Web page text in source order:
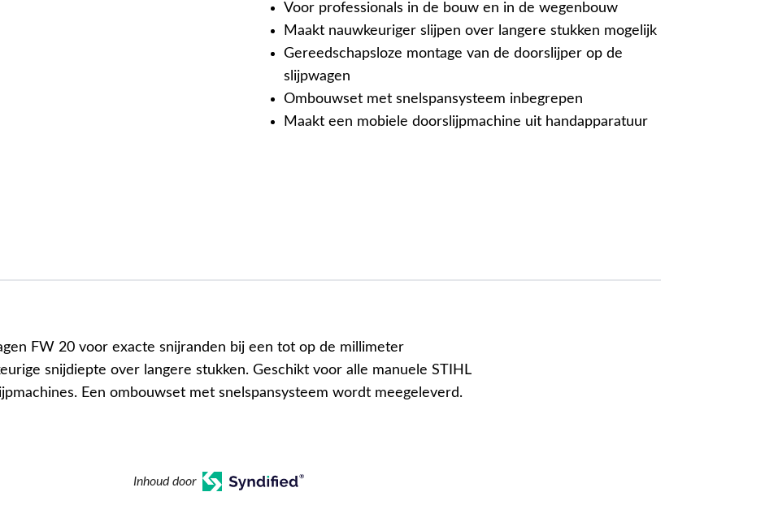
Voor professionals in de bouw en in de wegenbouw
Maakt nauwkeuriger slijpen over langere stukken mogelijk
Gereedschapsloze montage van de doorslijper op de
slijpwagen
Ombouwset met snelspansysteem inbegrepen
Maakt een mobiele doorslijpmachine uit handapparatuur
FW 20 voor exacte snijranden bij een tot op de millimeter
snijdiepte over langere stukken. Geschikt voor alle manuele STIHL
Een ombouwset met snelspansysteem wordt meegeleverd.
Inhoud door